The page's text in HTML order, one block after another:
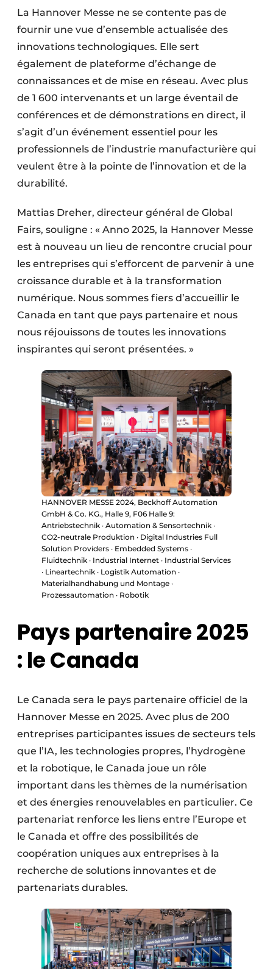
La Hannover Messe ne se contente pas de
fournir une vue d’ensemble actualisée des
innovations technologiques. Elle sert
également de plateforme d’échange de
connaissances et de mise en réseau. Avec plus
de 1 600 intervenants et un large éventail de
conférences et de démonstrations en direct, il
s’agit d’un événement essentiel pour les
professionnels de l’industrie manufacturière qui
veulent être à la pointe de l’innovation et de la
durabilité.
Mattias Dreher, directeur général de Global
Fairs, souligne : « Anno 2025, la Hannover Messe
est à nouveau un lieu de rencontre crucial pour
les entreprises qui s’efforcent de parvenir à une
croissance durable et à la transformation
numérique. Nous sommes fiers d’accueillir le
Canada en tant que pays partenaire et nous
nous réjouissons de toutes les innovations
inspirantes qui seront présentées. »
HANNOVER MESSE 2024, Beckhoff Automation
GmbH & Co. KG., Halle 9, F06 Halle 9:
Antriebstechnik · Automation & Sensortechnik ·
CO2-neutrale Produktion · Digital Industries Full
Solution Providers · Embedded Systems ·
Fluidtechnik · Industrial Internet · Industrial Services
· Lineartechnik · Logistik Automation ·
Materialhandhabung und Montage ·
Prozessautomation · Robotik
Pays partenaire 2025
: le Canada
Le Canada sera le pays partenaire officiel de la
Hannover Messe en 2025. Avec plus de 200
entreprises participantes issues de secteurs tels
que l’IA, les technologies propres, l’hydrogène
et la robotique, le Canada joue un rôle
important dans les thèmes de la numérisation
et des énergies renouvelables en particulier. Ce
partenariat renforce les liens entre l’Europe et
le Canada et offre des possibilités de
coopération uniques aux entreprises à la
recherche de solutions innovantes et de
partenariats durables.